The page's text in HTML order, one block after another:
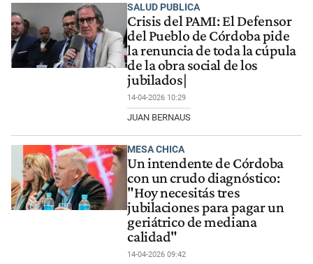
SALUD PUBLICA
Crisis del PAMI: El Defensor
del Pueblo de Córdoba pide
la renuncia de toda la cúpula
de la obra social de los
jubilados|
14-04-2026 10:29
JUAN BERNAUS
MESA CHICA
Un intendente de Córdoba
con un crudo diagnóstico:
"Hoy necesitás tres
jubilaciones para pagar un
geriátrico de mediana
calidad"
14-04-2026 09:42